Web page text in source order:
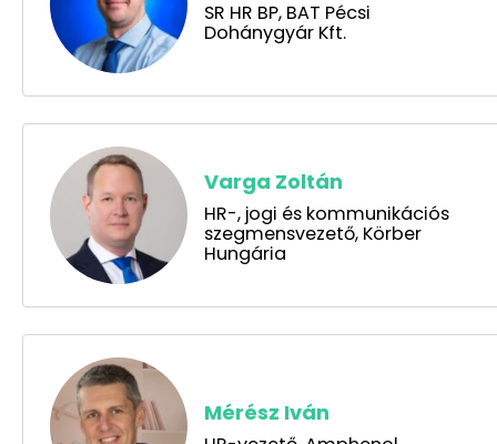
SR HR BP, BAT Pécsi
Dohánygyár Kft.
Varga Zoltán
HR-, jogi és kommunikációs
szegmensvezető, Körber
Hungária
Mérész Iván